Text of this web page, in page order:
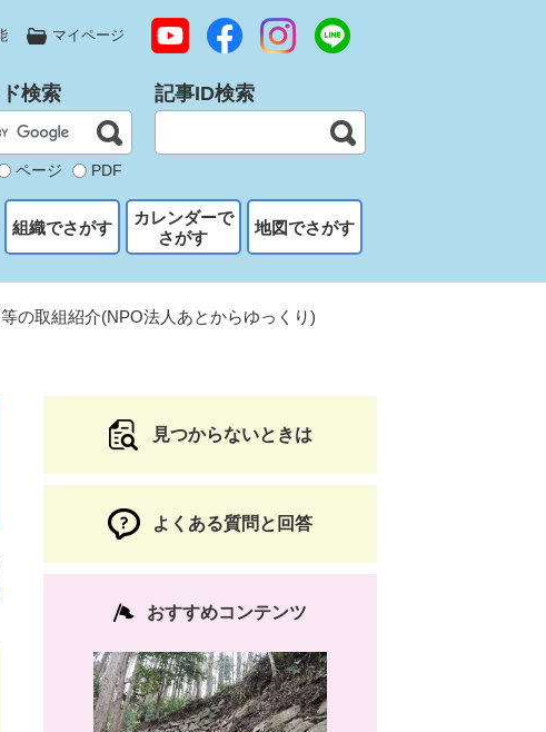
マイページ
検索
ページ PDF
記事ID検索
組織でさがす
カレンダーで
さがす
地図でさがす
の取組紹介(NPO法人あとからゆっくり)
見つからないときは
よくある質問と回答
おすすめコンテンツ